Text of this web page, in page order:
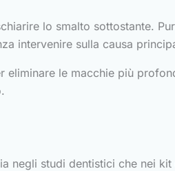
lo smalto sottostante.
intervenire sulla causa
le macchie più
negli studi dentistici che nei